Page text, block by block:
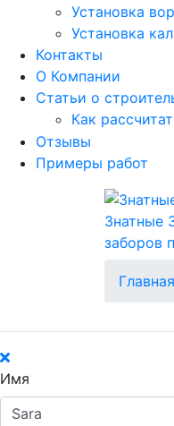
Установка
Установка
Контакты
О Компании
Статьи о
Как
Отзывы
Примеры работ
Знатные
заборов
Главная
Имя